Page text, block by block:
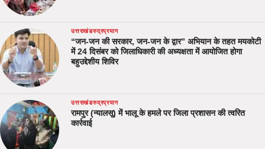
उत्तराखंडरुद्रप्रयाग
“जन-जन की सरकार, जन-जन के द्वार” अभियान के तहत मयकोटी
में 24 दिसंबर को जिलाधिकारी की अध्यक्षता में आयोजित होगा
बहुउद्देशीय शिविर
उत्तराखंडरुद्रप्रयाग
रामपुर (न्यालसू) में भालू के हमले पर जिला प्रशासन की त्वरित
कार्रवाई